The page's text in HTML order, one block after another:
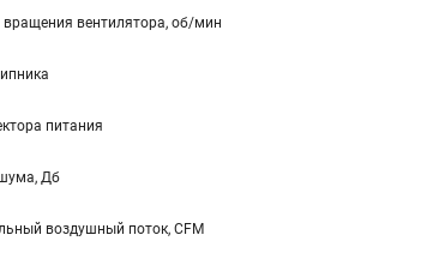
вращения вентилятора, об/мин
питания
Дб
воздушный поток, CFM